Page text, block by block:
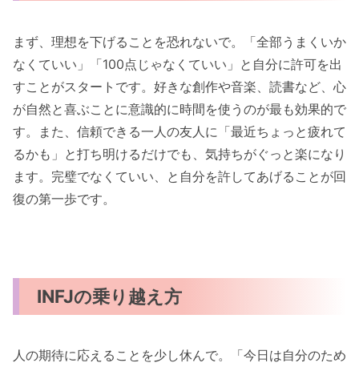
まず、理想を下げることを恐れないで。「全部うまくいか
なくていい」「100点じゃなくていい」と自分に許可を出
すことがスタートです。好きな創作や音楽、読書など、心
が自然と喜ぶことに意識的に時間を使うのが最も効果的で
す。また、信頼できる一人の友人に「最近ちょっと疲れて
るかも」と打ち明けるだけでも、気持ちがぐっと楽になり
ます。完璧でなくていい、と自分を許してあげることが回
復の第一歩です。
INFJの乗り越え方
人の期待に応えることを少し休んで。「今日は自分のため